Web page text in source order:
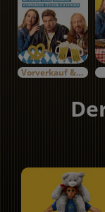
Vorverkauf & Specials